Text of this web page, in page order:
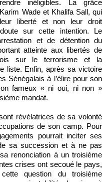
inéligibles. La grâce
Wade et Khalifa Sall, qui
liberté et non leur droit
sur cette intention. Le
et de détention du
atteinte aux libertés de
sur le terrorisme et la
liste. Enfin, après sa victoire
Sénégalais à l’élire pour son
fameux « ni oui, ni non »
mandat.
révélatrices de sa volonté
de son camp. Pour
pourrait inciter ses
sa succession et à ne pas
renonciation à un troisième
crises ont secoué le pays,
question du troisième